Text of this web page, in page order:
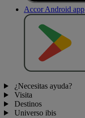
Accor Android app
¿Necesitas ayuda?
Visita
Destinos
Universo ibis